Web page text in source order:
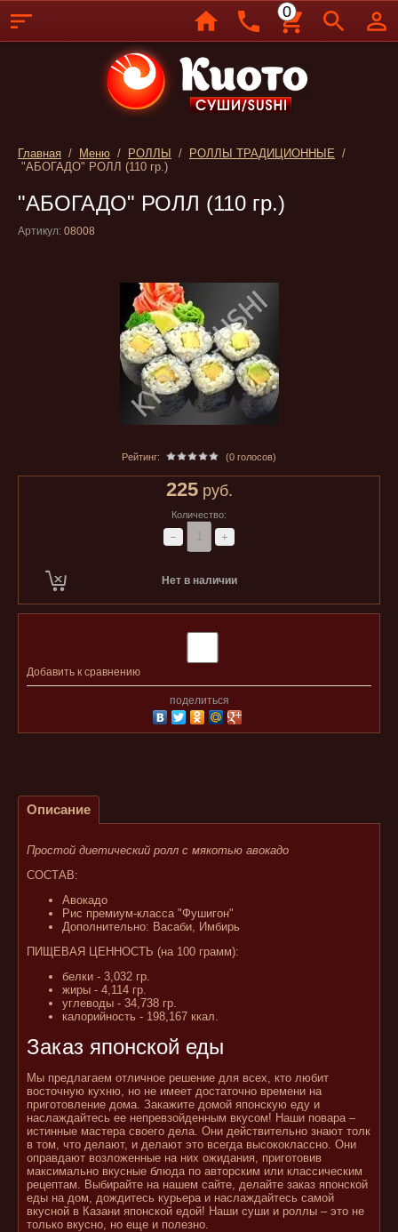
Главная / Меню / РОЛЛЫ / РОЛЛЫ ТРАДИЦИОННЫЕ /
"АБОГАДО" РОЛЛ (110 гр.)
"АБОГАДО" РОЛЛ (110 гр.)
Артикул: 08008
Рейтинг: (0 голосов)
225руб.
Количество:
− +
Нет в наличии
Добавить к сравнению
поделиться
Описание
Простой диетический ролл с мякотью авокадо
СОСТАВ:
Авокадо
Рис премиум-класса "Фушигон"
Дополнительно: Васаби, Имбирь
ПИЩЕВАЯ ЦЕННОСТЬ (на 100 грамм):
белки - 3,032 гр.
жиры - 4,114 гр.
углеводы - 34,738 гр.
калорийность - 198,167 ккал.
Заказ японской еды
Мы предлагаем отличное решение для всех, кто любит
восточную кухню, но не имеет достаточно времени на
приготовление дома. Закажите домой японскую еду и
наслаждайтесь ее непревзойденным вкусом! Наши повара –
истинные мастера своего дела. Они действительно знают толк
в том, что делают, и делают это всегда высококлассно. Они
оправдают возложенные на них ожидания, приготовив
максимально вкусные блюда по авторским или классическим
рецептам. Выбирайте на нашем сайте, делайте заказ японской
еды на дом, дождитесь курьера и наслаждайтесь самой
вкусной в Казани японской едой! Наши суши и роллы – это не
только вкусно, но еще и полезно.
0